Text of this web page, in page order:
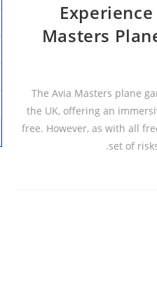
Masters
The Avia Masters plane
the UK, offering an
free. However, as with all
set of